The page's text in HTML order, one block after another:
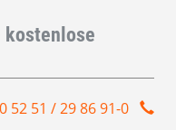
0 52 51 / 29 86 91-0